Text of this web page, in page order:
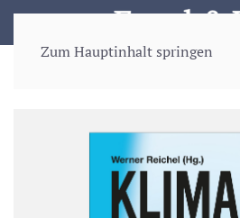
Zum Hauptinhalt springen
/Bücher/ KLIMARELIGION – Auf